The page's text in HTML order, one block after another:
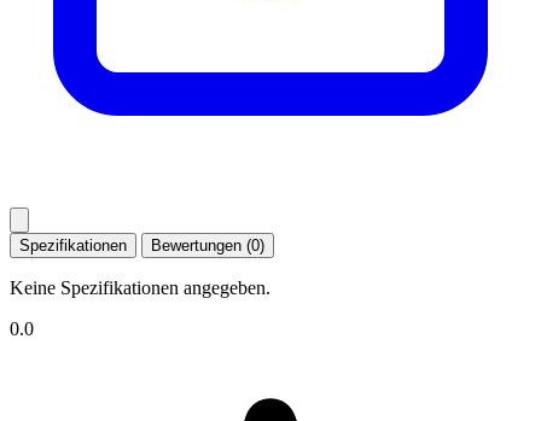
Spezifikationen Bewertungen (0)
Keine Spezifikationen angegeben.
0.0